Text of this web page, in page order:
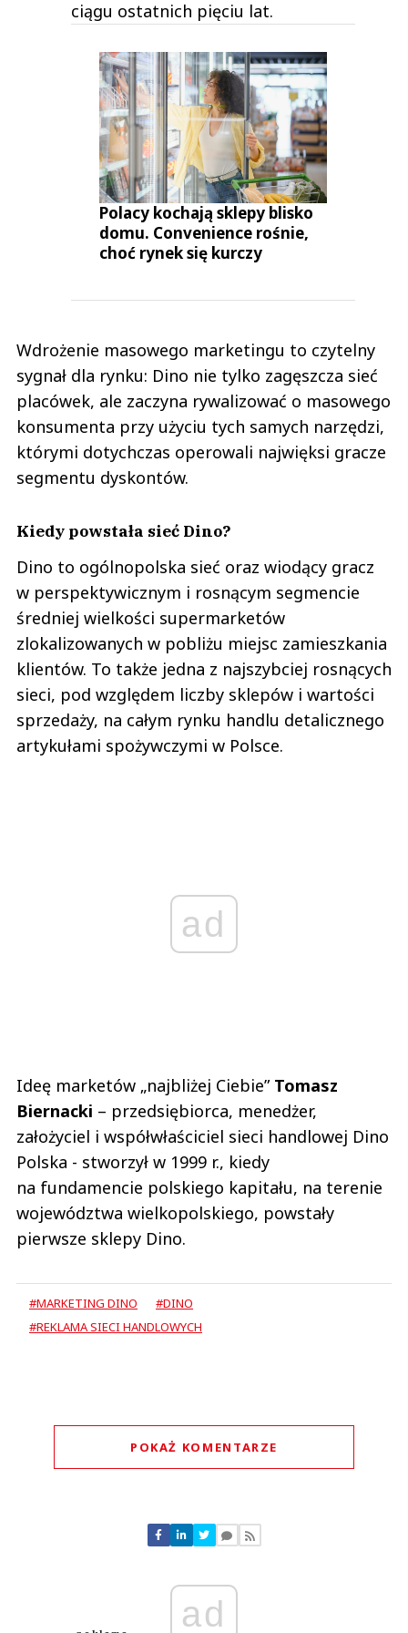
ciągu ostatnich pięciu lat.
Polacy kochają sklepy blisko
domu. Convenience rośnie,
choć rynek się kurczy
Wdrożenie masowego marketingu to czytelny
sygnał dla rynku: Dino nie tylko zagęszcza sieć
placówek, ale zaczyna rywalizować o masowego
konsumenta przy użyciu tych samych narzędzi,
którymi dotychczas operowali najwięksi gracze
segmentu dyskontów.
Kiedy powstała sieć Dino?
Dino to ogólnopolska sieć oraz wiodący gracz
w perspektywicznym i rosnącym segmencie
średniej wielkości supermarketów
zlokalizowanych w pobliżu miejsc zamieszkania
klientów. To także jedna z najszybciej rosnących
sieci, pod względem liczby sklepów i wartości
sprzedaży, na całym rynku handlu detalicznego
artykułami spożywczymi w Polsce.
ad
Ideę marketów „najbliżej Ciebie”Tomasz
Biernacki – przedsiębiorca, menedżer,
założyciel i współwłaściciel sieci handlowej Dino
Polska - stworzył w 1999 r., kiedy
na fundamencie polskiego kapitału, na terenie
województwa wielkopolskiego, powstały
pierwsze sklepy Dino.
#MARKETING DINO
#DINO
#REKLAMA SIECI HANDLOWYCH
POKAŻ KOMENTARZE
Nie znaleziono komentarzy
Zostaw swoje komentarze
Anuluj
ad